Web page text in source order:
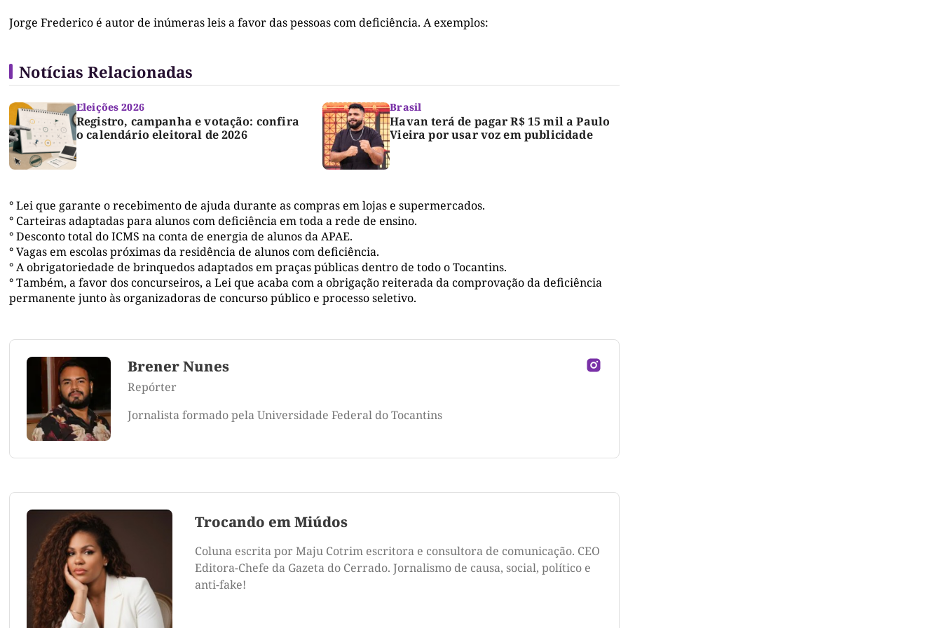
Jorge Frederico é autor de inúmeras leis a favor das pessoas com deficiência. A exemplos:
Notícias Relacionadas
Eleições 2026
Registro, campanha e votação: confira
o calendário eleitoral de 2026
Brasil
Havan terá de pagar R$ 15 mil a Paulo
Vieira por usar voz em publicidade
° Lei que garante o recebimento de ajuda durante as compras em lojas e supermercados.
° Carteiras adaptadas para alunos com deficiência em toda a rede de ensino.
° Desconto total do ICMS na conta de energia de alunos da APAE.
° Vagas em escolas próximas da residência de alunos com deficiência.
° A obrigatoriedade de brinquedos adaptados em praças públicas dentro de todo o Tocantins.
° Também, a favor dos concurseiros, a Lei que acaba com a obrigação reiterada da comprovação da deficiência
permanente junto às organizadoras de concurso público e processo seletivo.
Brener Nunes
Repórter
Jornalista formado pela Universidade Federal do Tocantins
Trocando em Miúdos
Coluna escrita por Maju Cotrim escritora e consultora de comunicação. CEO
Editora-Chefe da Gazeta do Cerrado. Jornalismo de causa, social, político e
anti-fake!